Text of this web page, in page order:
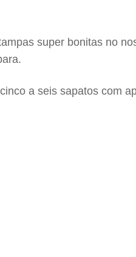
super bonitas no
a seis sapatos com